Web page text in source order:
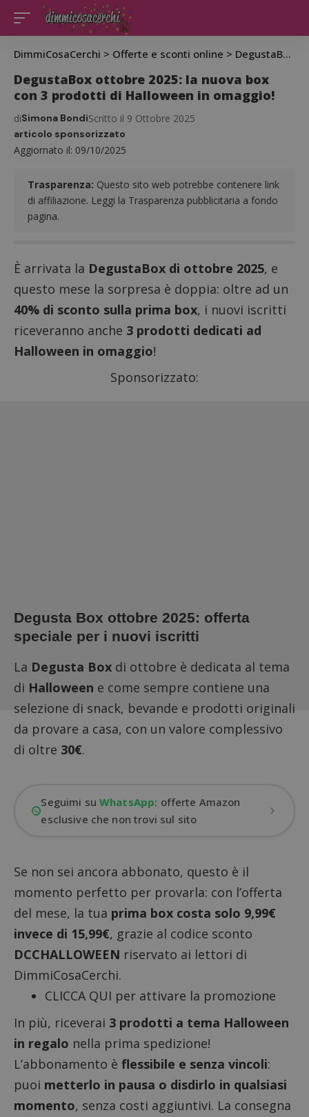
DimmiCosaCerchi > Offerte e sconti online > DegustaBox ottobre 2025: la nuova box con 3 prodotti di Halloween in omaggio!
DegustaBox ottobre 2025: la nuova box
con 3 prodotti di Halloween in omaggio!
Aggiornato il: 09/10/2025
diSimona BondiScritto il 9 Ottobre 2025
articolo sponsorizzato
Trasparenza: Questo sito web potrebbe contenere link
di affiliazione. Leggi la Trasparenza pubblicitaria a fondo
pagina.
È arrivata la DegustaBox di ottobre 2025, e
questo mese la sorpresa è doppia: oltre ad un
40% di sconto sulla prima box, i nuovi iscritti
riceveranno anche 3 prodotti dedicati ad
Halloween in omaggio!
Sponsorizzato:
Degusta Box ottobre 2025: offerta
speciale per i nuovi iscritti
La Degusta Box di ottobre è dedicata al tema
di Halloween e come sempre contiene una
selezione di snack, bevande e prodotti originali
da provare a casa, con un valore complessivo
di oltre 30€.
Seguimi suWhatsApp: offerte Amazon
esclusive che non trovi sul sito
Se non sei ancora abbonato, questo è il
momento perfetto per provarla: con l’offerta
del mese, la tua prima box costa solo 9,99€
invece di 15,99€, grazie al codice sconto
DCCHALLOWEEN riservato ai lettori di
DimmiCosaCerchi.
CLICCA QUI per attivare la promozione
In più, riceverai 3 prodotti a tema Halloween
in regalo nella prima spedizione!
L’abbonamento è flessibile e senza vincoli:
puoi metterlo in pausa o disdirlo in qualsiasi
momento, senza costi aggiuntivi. La consegna